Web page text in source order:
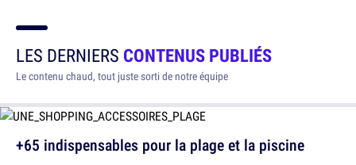
LES DERNIERS CONTENUS PUBLIÉS
Le contenu chaud, tout juste sorti de notre équipe
+65 indispensables pour la plage et la piscine